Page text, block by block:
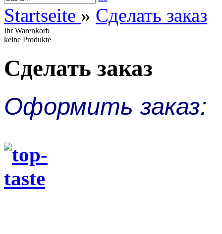
Startseite » Сделать заказ
Ihr Warenkorb
keine Produkte
Сделать заказ
Оформить заказ: